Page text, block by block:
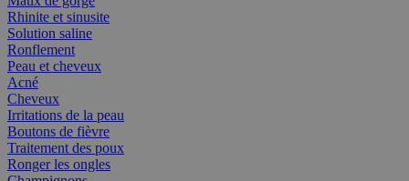
Rhinite et sinusite
Solution saline
Ronflement
Peau et cheveux
Acné
Cheveux
Irritations de la peau
Boutons de fièvre
Traitement des poux
Ronger les ongles